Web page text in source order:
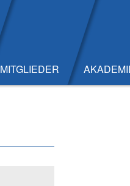
MITGLIEDER